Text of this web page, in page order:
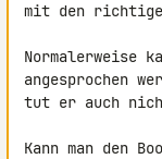
mit den
Normalerweise
angesprochen
tut er auch
Kann man den